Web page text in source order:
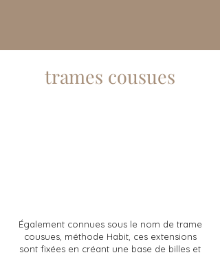
trames cousues
Également connues sous le nom de trame
cousues, méthode Habit, ces extensions
sont fixées en créant une base de billes et